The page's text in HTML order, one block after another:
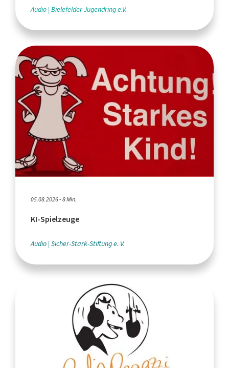
Audio Bielefelder Jugendring e.V.
05.08.2026 - 8 Min.
KI-Spielzeuge
Audio Sicher-Stark-Stiftung e. V.